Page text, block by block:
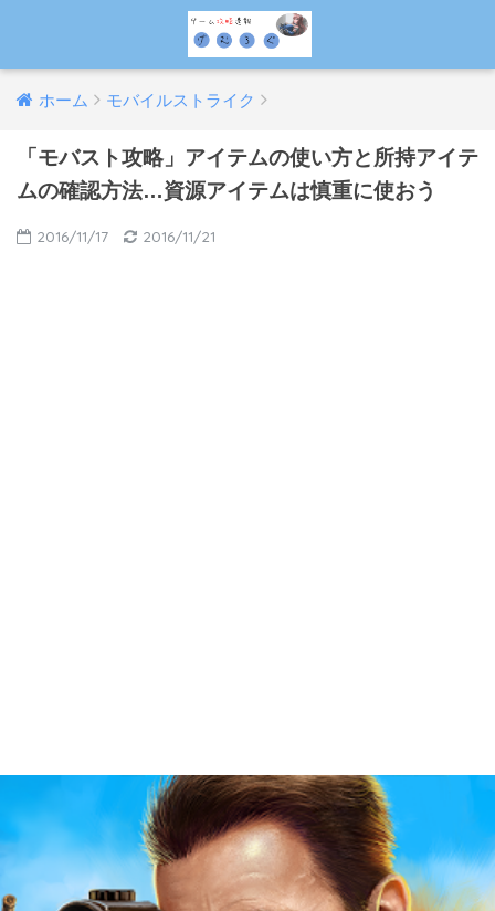
ホーム モバイルストライク
「モバスト攻略」アイテムの使い方と所持アイテ
ムの確認方法…資源アイテムは慎重に使おう
2016/11/17 2016/11/21